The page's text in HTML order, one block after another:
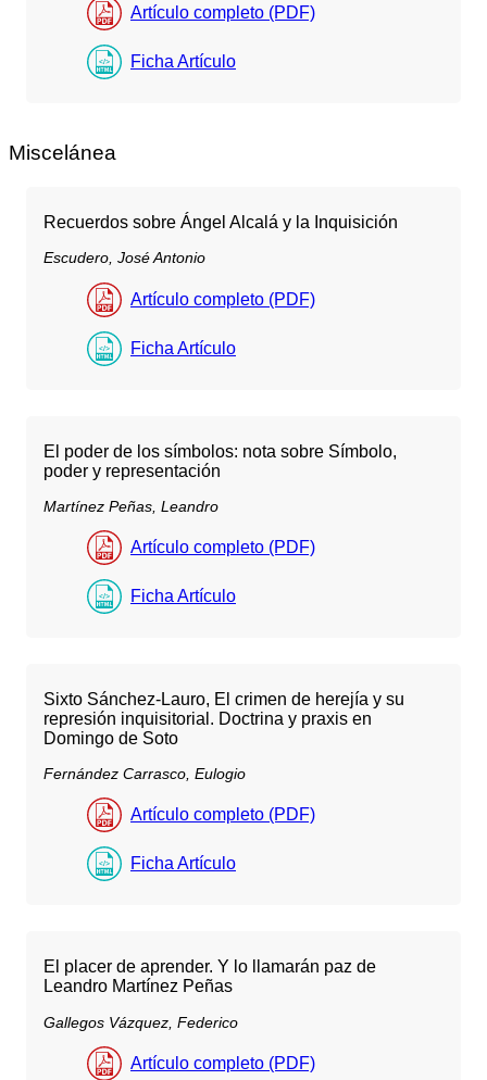
Artículo completo (PDF)
Ficha Artículo
Miscelánea
Recuerdos sobre Ángel Alcalá y la Inquisición
Escudero, José Antonio
Artículo completo (PDF)
Ficha Artículo
El poder de los símbolos: nota sobre Símbolo,
poder y representación
Martínez Peñas, Leandro
Artículo completo (PDF)
Ficha Artículo
Sixto Sánchez-Lauro, El crimen de herejía y su
represión inquisitorial. Doctrina y praxis en
Domingo de Soto
Fernández Carrasco, Eulogio
Artículo completo (PDF)
Ficha Artículo
El placer de aprender. Y lo llamarán paz de
Leandro Martínez Peñas
Gallegos Vázquez, Federico
Artículo completo (PDF)